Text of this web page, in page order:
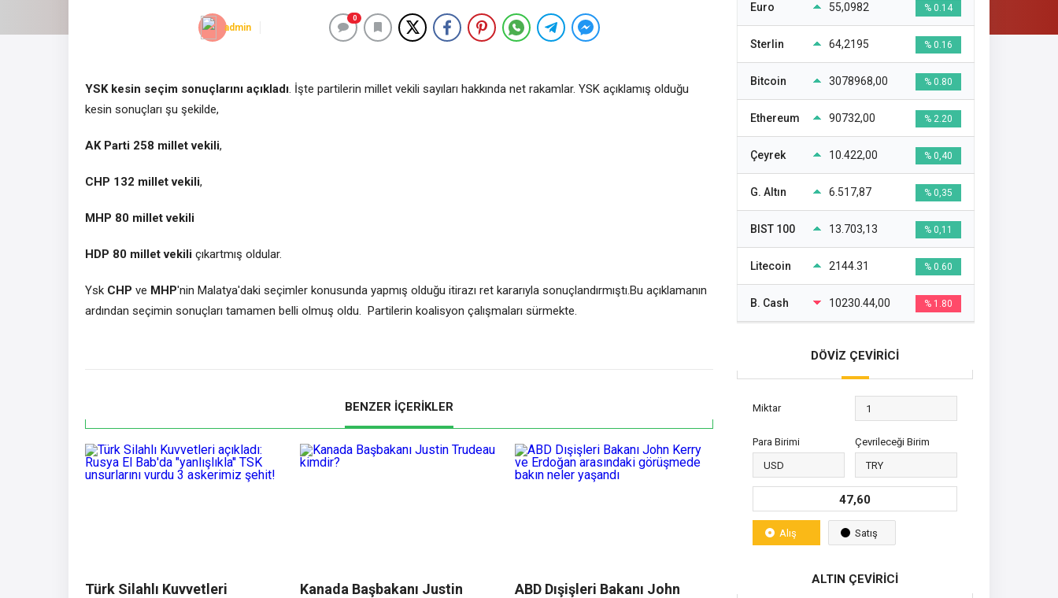
admin
0
YSK kesin seçim sonuçlarını açıkladı . İşte partilerin millet vekili sayıları hakkında net rakamlar. YSK açıklamış olduğu
kesin sonuçları şu şekilde,
AK Parti 258 millet vekili,
CHP 132 millet vekili,
MHP 80 millet vekili
HDP 80 millet vekili çıkartmış oldular.
Ysk CHP ve MHP'nin Malatya'daki seçimler konusunda yapmış olduğu itirazı ret kararıyla sonuçlandırmıştı.Bu açıklamanın
ardından seçimin sonuçları tamamen belli olmuş oldu. Partilerin koalisyon çalışmaları sürmekte.
BENZER İÇERİKLER
Türk Silahlı Kuvvetleri
Kanada Başbakanı Justin
ABD Dışişleri Bakanı John
Euro 55,0982 % 0.14
Sterlin 64,2195 % 0.16
Bitcoin 3078968,00 % 0.80
Ethereum 90732,00 % 2.20
Çeyrek 10.422,00 % 0,40
G. Altın 6.517,87 % 0,35
BIST 100 13.703,13 % 0,11
Litecoin 2144.31 % 0.60
B. Cash 10230.44,00 % 1.80
DÖVİZ ÇEVİRİCİ
Miktar
Para Birimi Çevrileceği Birim
47,60
Alış Satış
ALTIN ÇEVİRİCİ